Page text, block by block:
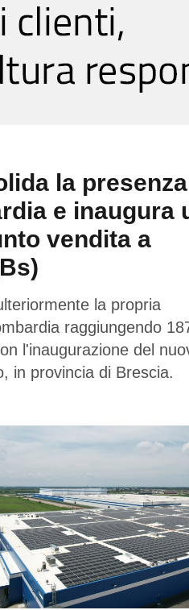
la presenza
e inaugura
vendita a
la propria
raggiungendo
l'inaugurazione del
in provincia di Brescia.